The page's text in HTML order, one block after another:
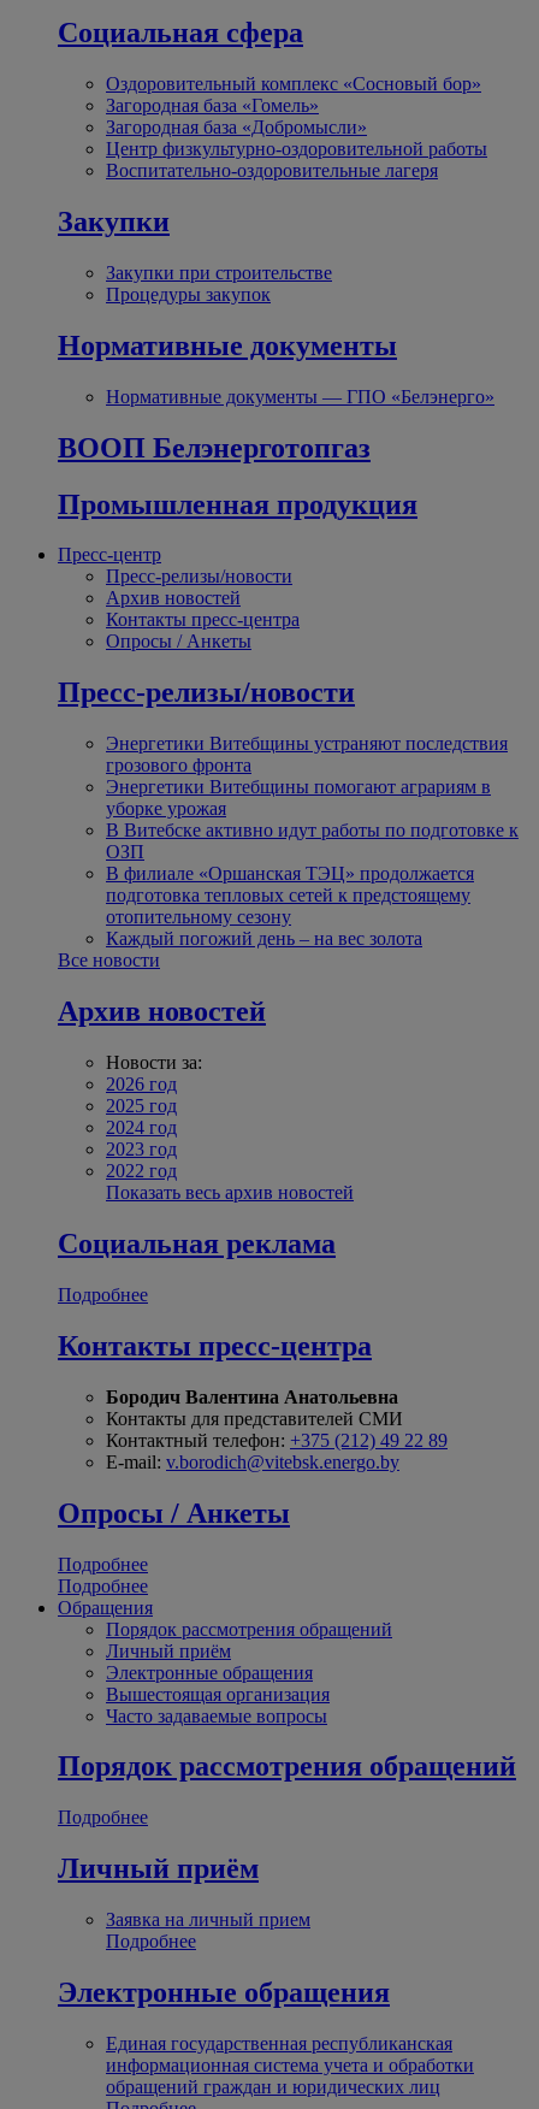
Социальная сфера
Оздоровительный комплекс «Сосновый бор»
Загородная база «Гомель»
Загородная база «Добромысли»
Центр физкультурно-оздоровительной работы
Воспитательно-оздоровительные лагеря
Закупки
Закупки при строительстве
Процедуры закупок
Нормативные документы
Нормативные документы — ГПО «Белэнерго»
ВООП Белэнерготопгаз
Промышленная продукция
Пресс-центр
Пресс-релизы/новости
Архив новостей
Контакты пресс-центра
Опросы / Анкеты
Пресс-релизы/новости
Энергетики Витебщины устраняют последствия
грозового фронта
Энергетики Витебщины помогают аграриям в
уборке урожая
В Витебске активно идут работы по подготовке к
ОЗП
В филиале «Оршанская ТЭЦ» продолжается
подготовка тепловых сетей к предстоящему
отопительному сезону
Каждый погожий день – на вес золота
Все новости
Архив новостей
Новости за:
2026 год
2025 год
2024 год
2023 год
2022 год
Показать весь архив новостей
Социальная реклама
Подробнее
Контакты пресс-центра
Бородич Валентина Анатольевна
Контакты для представителей СМИ
Контактный телефон: +375 (212) 49 22 89
E-mail: v.borodich@vitebsk.energo.by
Опросы / Анкеты
Подробнее
Подробнее
Обращения
Порядок рассмотрения обращений
Личный приём
Электронные обращения
Вышестоящая организация
Часто задаваемые вопросы
Порядок рассмотрения обращений
Подробнее
Личный приём
Заявка на личный прием
Подробнее
Электронные обращения
Единая государственная республиканская
информационная система учета и обработки
обращений граждан и юридических лиц